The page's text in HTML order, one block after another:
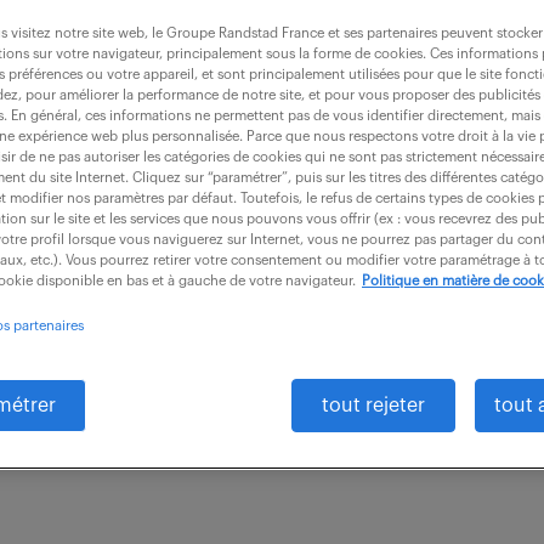
déploiement (h/f)
(76) intérim 33 jour(s) 24
à CAUDEBEC (76). Profil avec 3 ans
06 au 10/07 et 1 Technicien du 22/06 au 26/06
visitez notre site web, le Groupe Randstad France et ses partenaires peuvent
sur votre navigateur, principalement sous la forme de cookies. Ces informations
préférences ou votre appareil, et sont principalement utilisées pour que le site
pour améliorer la performance de notre site, et pour vous proposer des publicités
En général, ces informations ne permettent pas de vous identifier directement,
expérience web plus personnalisée. Parce que nous respectons votre droit à la vie
de ne pas autoriser les catégories de cookies qui ne sont pas strictement
du site Internet. Cliquez sur “paramétrer”, puis sur les titres des différentes
modifier nos paramètres par défaut. Toutefois, le refus de certains types de cookies
sur le site et les services que nous pouvons vous offrir (ex : vous recevrez des
profil lorsque vous naviguerez sur Internet, vous ne pourrez pas partager du
etc.). Vous pourrez retirer votre consentement ou modifier votre paramétrage à
disponible en bas et à gauche de votre navigateur.
Politique en matière de
partenaires
tout rejeter tout